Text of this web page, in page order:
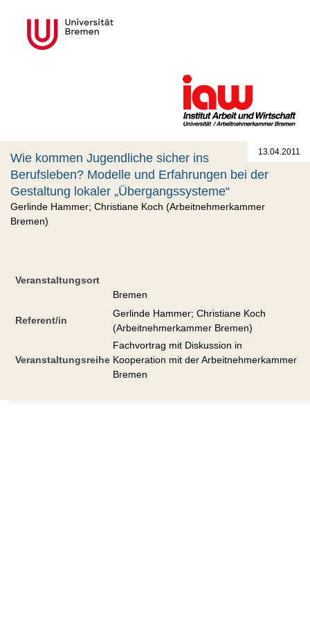
13.04.2011
Wie kommen Jugendliche sicher ins
Berufsleben? Modelle und Erfahrungen bei der
Gestaltung lokaler „Übergangssysteme“
Gerlinde Hammer; Christiane Koch (Arbeitnehmerkammer
Bremen)
Veranstaltungsort
Bremen
Referent/in
Gerlinde Hammer; Christiane Koch
(Arbeitnehmerkammer Bremen)
Veranstaltungsreihe
Fachvortrag mit Diskussion in
Kooperation mit der Arbeitnehmerkammer
Bremen